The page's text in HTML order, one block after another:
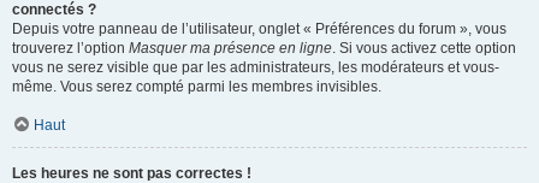
connectés ?
Depuis votre panneau de l’utilisateur, onglet « Préférences du forum », vous
trouverez l’option Masquer ma présence en ligne. Si vous activez cette option
vous ne serez visible que par les administrateurs, les modérateurs et vous-
même. Vous serez compté parmi les membres invisibles.
Haut
Les heures ne sont pas correctes !